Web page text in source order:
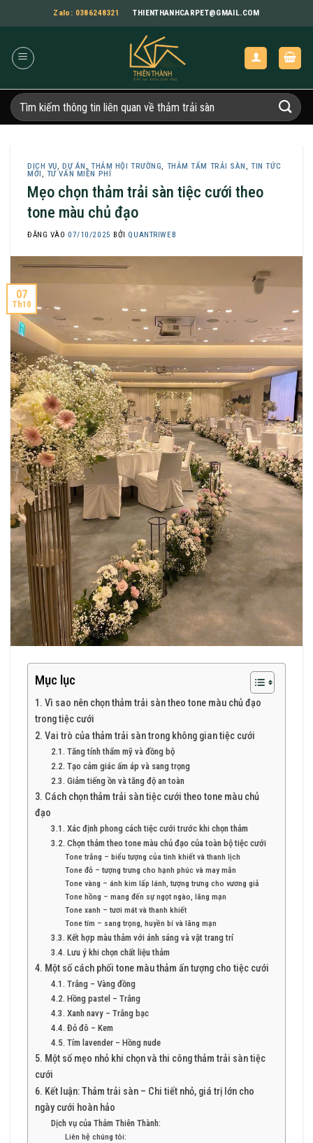
qua
dung
Zalo: 0386248321 THIENTHANHCARPET@GMAIL.COM
Tìm
kiếm:
DỊCH VỤ, DỰ ÁN , THẢM HỘI TRƯỜNG, THẢM TẤM TRẢI SÀN,TIN TỨC
MỚI , TƯ VẤN MIỄN PHÍ
Mẹo chọn thảm trải sàn tiệc cưới theo
tone màu chủ đạo
ĐĂNG VÀO 07/10/2025 BỞI QUANTRIWEB
07
Th10
Mục lục
1. Vì sao nên chọn thảm trải sàn theo tone màu chủ đạo
trong tiệc cưới
2. Vai trò của thảm trải sàn trong không gian tiệc cưới
2.1. Tăng tính thẩm mỹ và đồng bộ
2.2. Tạo cảm giác ấm áp và sang trọng
2.3. Giảm tiếng ồn và tăng độ an toàn
3. Cách chọn thảm trải sàn tiệc cưới theo tone màu chủ
đạo
3.1. Xác định phong cách tiệc cưới trước khi chọn thảm
3.2. Chọn thảm theo tone màu chủ đạo của toàn bộ tiệc cưới
Tone trắng – biểu tượng của tinh khiết và thanh lịch
Tone đỏ – tượng trưng cho hạnh phúc và may mắn
Tone vàng – ánh kim lấp lánh, tượng trưng cho vương giả
Tone hồng – mang đến sự ngọt ngào, lãng mạn
Tone xanh – tươi mát và thanh khiết
Tone tím – sang trọng, huyền bí và lãng mạn
3.3. Kết hợp màu thảm với ánh sáng và vật trang trí
3.4. Lưu ý khi chọn chất liệu thảm
4. Một số cách phối tone màu thảm ấn tượng cho tiệc cưới
4.1. Trắng – Vàng đồng
4.2. Hồng pastel – Trắng
4.3. Xanh navy – Trắng bạc
4.4. Đỏ đô – Kem
4.5. Tím lavender – Hồng nude
5. Một số mẹo nhỏ khi chọn và thi công thảm trải sàn tiệc
cưới
6. Kết luận: Thảm trải sàn – Chi tiết nhỏ, giá trị lớn cho
ngày cưới hoàn hảo
Dịch vụ của Thảm Thiên Thành:
Liên hệ chúng tôi: